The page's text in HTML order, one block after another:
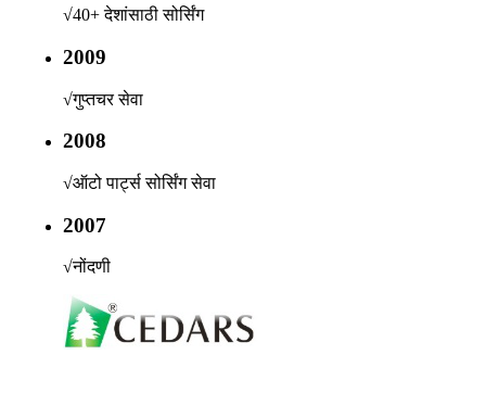
√40+ देशांसाठी सोर्सिंग
2009
√गुप्तचर सेवा
2008
√ऑटो पार्ट्स सोर्सिंग सेवा
2007
√नोंदणी